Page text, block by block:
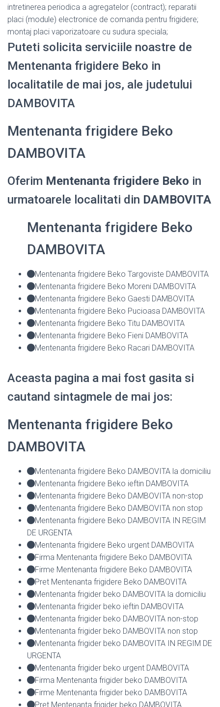
intretinerea periodica a agregatelor (contract); reparatii
placi (module) electronice de comanda pentru frigidere;
montaj placi vaporizatoare cu sudura speciala;
Puteti solicita serviciile noastre de
Mentenanta frigidere Beko in
localitatile de mai jos, ale judetului
DAMBOVITA
Mentenanta frigidere Beko
DAMBOVITA
Oferim Mentenanta frigidere Beko in
urmatoarele localitati din DAMBOVITA
Mentenanta frigidere Beko
DAMBOVITA
Mentenanta frigidere Beko Targoviste DAMBOVITA
Mentenanta frigidere Beko Moreni DAMBOVITA
Mentenanta frigidere Beko Gaesti DAMBOVITA
Mentenanta frigidere Beko Pucioasa DAMBOVITA
Mentenanta frigidere Beko Titu DAMBOVITA
Mentenanta frigidere Beko Fieni DAMBOVITA
Mentenanta frigidere Beko Racari DAMBOVITA
Aceasta pagina a mai fost gasita si
cautand sintagmele de mai jos:
Mentenanta frigidere Beko
DAMBOVITA
Mentenanta frigidere Beko DAMBOVITA la domiciliu
Mentenanta frigidere Beko ieftin DAMBOVITA
Mentenanta frigidere Beko DAMBOVITA non-stop
Mentenanta frigidere Beko DAMBOVITA non stop
Mentenanta frigidere Beko DAMBOVITA IN REGIM
DE URGENTA
Mentenanta frigidere Beko urgent DAMBOVITA
Firma Mentenanta frigidere Beko DAMBOVITA
Firme Mentenanta frigidere Beko DAMBOVITA
Pret Mentenanta frigidere Beko DAMBOVITA
Mentenanta frigider beko DAMBOVITA la domiciliu
Mentenanta frigider beko ieftin DAMBOVITA
Mentenanta frigider beko DAMBOVITA non-stop
Mentenanta frigider beko DAMBOVITA non stop
Mentenanta frigider beko DAMBOVITA IN REGIM DE
URGENTA
Mentenanta frigider beko urgent DAMBOVITA
Firma Mentenanta frigider beko DAMBOVITA
Firme Mentenanta frigider beko DAMBOVITA
Pret Mentenanta frigider beko DAMBOVITA